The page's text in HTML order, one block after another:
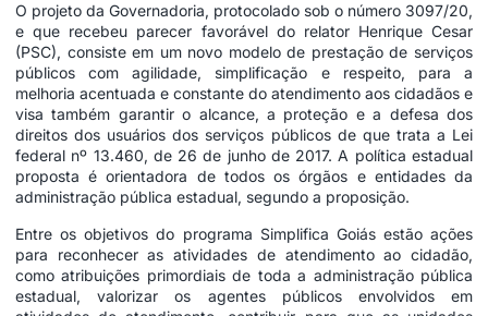
O projeto da Governadoria, protocolado sob o número 3097/20,
e que recebeu parecer favorável do relator Henrique Cesar
(PSC), consiste em um novo modelo de prestação de serviços
públicos com agilidade, simplificação e respeito, para a
melhoria acentuada e constante do atendimento aos cidadãos e
visa também garantir o alcance, a proteção e a defesa dos
direitos dos usuários dos serviços públicos de que trata a Lei
federal nº 13.460, de 26 de junho de 2017. A política estadual
proposta é orientadora de todos os órgãos e entidades da
administração pública estadual, segundo a proposição.
Entre os objetivos do programa Simplifica Goiás estão ações
para reconhecer as atividades de atendimento ao cidadão,
como atribuições primordiais de toda a administração pública
estadual, valorizar os agentes públicos envolvidos em